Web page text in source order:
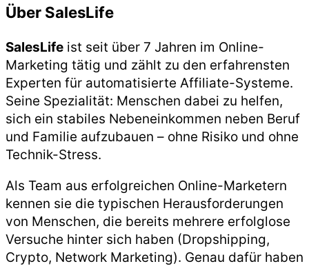
Über SalesLife
SalesLife ist seit über 7 Jahren im Online-
Marketing tätig und zählt zu den erfahrensten
Experten für automatisierte Affiliate-Systeme.
Seine Spezialität: Menschen dabei zu helfen,
sich ein stabiles Nebeneinkommen neben Beruf
und Familie aufzubauen – ohne Risiko und ohne
Technik-Stress.
Als Team aus erfolgreichen Online-Marketern
kennen sie die typischen Herausforderungen
von Menschen, die bereits mehrere erfolglose
Versuche hinter sich haben (Dropshipping,
Crypto, Network Marketing). Genau dafür haben